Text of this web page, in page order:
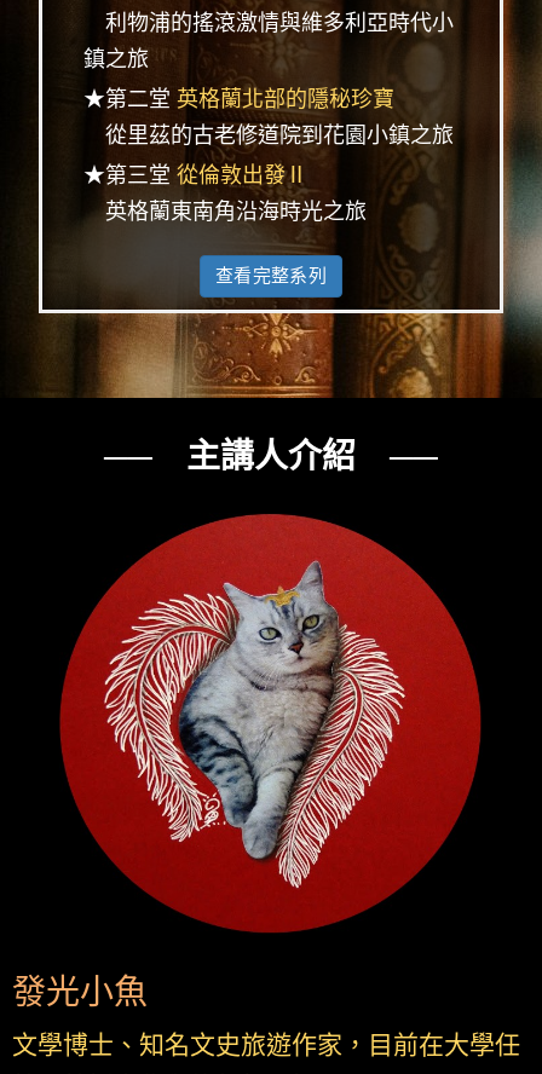
利物浦的搖滾激情與維多利亞時代小
鎮之旅
★第二堂 英格蘭北部的隱秘珍寶
從里茲的古老修道院到花園小鎮之旅
★第三堂 從倫敦出發Ⅱ
英格蘭東南角沿海時光之旅
查看完整系列
── 主講人介紹 ──
發光小魚
文學博士、知名文史旅遊作家，目前在大學任